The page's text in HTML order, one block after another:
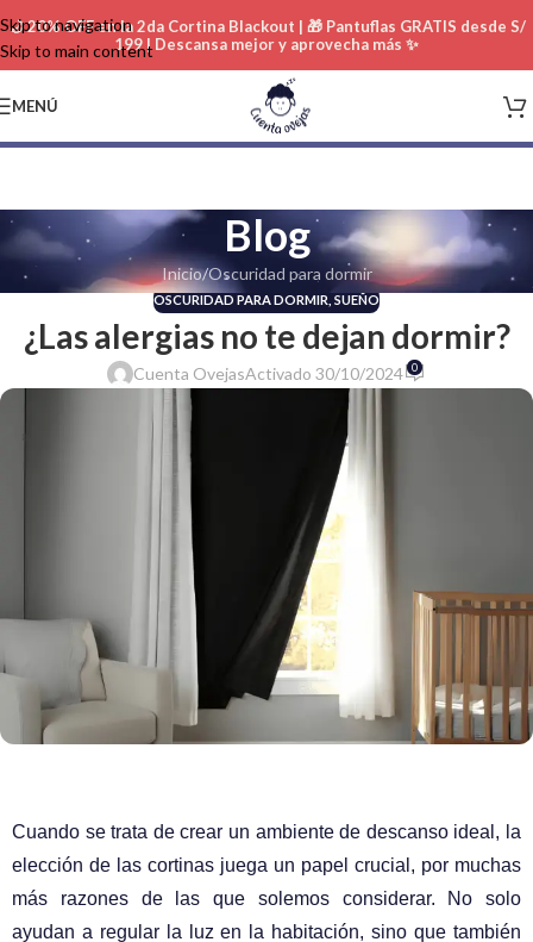
Skip to navigation
Skip to main content
🌙 20% OFF en la 2da Cortina Blackout | 🎁 Pantuflas GRATIS desde S/
199 | Descansa mejor y aprovecha más ✨
MENÚ
Blog
Inicio Oscuridad para dormir
OSCURIDAD PARA DORMIR SUEÑO
¿Las alergias no te dejan dormir?
Cuenta OvejasActivado 30/10/2024 0
Cuando se trata de crear un ambiente de descanso ideal, la
elección de las cortinas juega un papel crucial, por muchas
más razones de las que solemos considerar. No solo
ayudan a regular la luz en la habitación, sino que también